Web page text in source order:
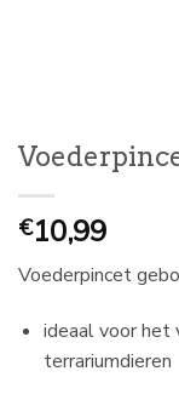
€10,99
Voederpincet
ideaal voor het
terrariumdieren